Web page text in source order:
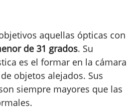
aquellas ópticas con
de 31 grados. Su
es el formar en la cámara
objetos alejados. Sus
siempre mayores que las